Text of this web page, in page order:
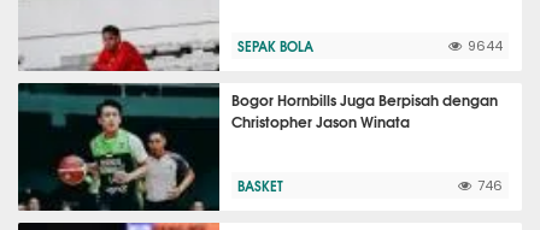
SEPAK BOLA 9644
Bogor Hornbills Juga Berpisah dengan
Christopher Jason Winata
BASKET 746